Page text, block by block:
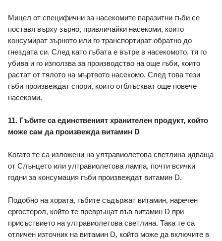
Мицел от специфични за насекомите паразитни гъби се
поставя върху зърно, привличайки насекоми, които
консумират зърното или го транспортират обратно до
гнездата си. След като гъбата е вътре в насекомото, тя го
убива и го използва за производство на още гъби, които
растат от тялото на мъртвото насекомо. След това тези
гъби произвеждат спори, които отблъскват още повече
насекоми.
11. Гъбите са единственият хранителен продукт, който
може сам да произвежда витамин D
Когато те са изложени на ултравиолетова светлина идваща
от Слънцето или ултравиолетова лампа, почти всички
годни за консумация гъби произвеждат витамин D.
Подобно на хората, гъбите съдържат витамин, наречен
ергостерол, който те превръщат във витамин D при
присъствието на ултравиолетова светлина. Така те са
отличен източник на витамин D, който може да включите в